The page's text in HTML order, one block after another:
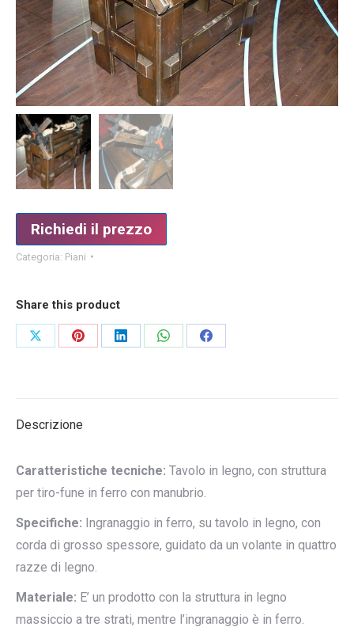
Richiedi il prezzo
Categoria: Piani
Share this product
CondividiCondividiCondividiCondividiCondividi
Descrizione
Caratteristiche tecniche: Tavolo in legno, con struttura
per tiro-fune in ferro con manubrio.
Specifiche: Ingranaggio in ferro, su tavolo in legno, con
corda di grosso spessore, guidato da un volante in quattro
razze di legno.
Materiale: E’ un prodotto con la struttura in legno
massiccio a tre strati, mentre l’ingranaggio è in ferro.